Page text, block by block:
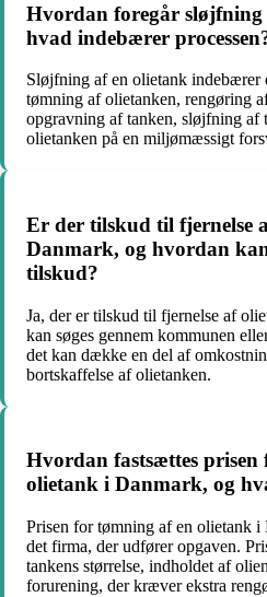
Hvordan foregår sløjfning
hvad indebærer
Sløjfning af en olietank indebærer
tømning af olietanken, rengøring
opgravning af tanken, sløjfning af
olietanken på en miljømæssigt
Er der tilskud til fjernelse
Danmark, og hvordan
tilskud?
Ja, der er tilskud til fjernelse af
kan søges gennem kommunen
det kan dække en del af
bortskaffelse af olietanken.
Hvordan fastsættes
olietank i Danmark, og
Prisen for tømning af en olietank
det firma, der udfører opgaven.
tankens størrelse, indholdet af
forurening, der kræver ekstra